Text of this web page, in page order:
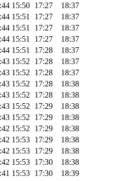
15:50 17:27
18:37
15:51 17:27
18:37
15:51 17:27
18:37
15:51 17:27
18:37
15:51 17:28
18:37
15:52 17:28
18:37
15:52 17:28
18:37
15:52 17:28
18:38
15:52 17:28
18:38
15:52 17:29
18:38
15:52 17:29
18:38
15:52 17:29
18:38
15:53 17:29
18:38
15:53 17:29
18:38
15:53 17:30
18:38
15:53 17:30
18:39